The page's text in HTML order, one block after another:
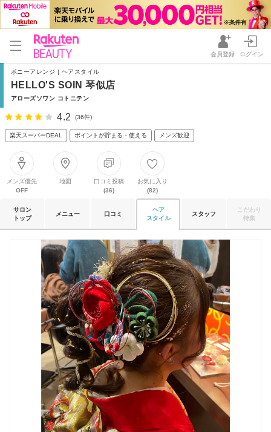
会員登録 ログイン
ポニーアレンジ | ヘアスタイル
HELLO'S SOIN 琴似店
アローズソワン コトニテン
4.2 (36件)
楽天スーパーDEAL ポイントが貯まる・使える メンズ歓迎
メンズ優先
OFF
地図
口コミ投稿
(36)
お気に入り
(82)
サロン
トップ
メニュー 口コミ
ヘア
スタイル
スタッフ
こだわり
特集